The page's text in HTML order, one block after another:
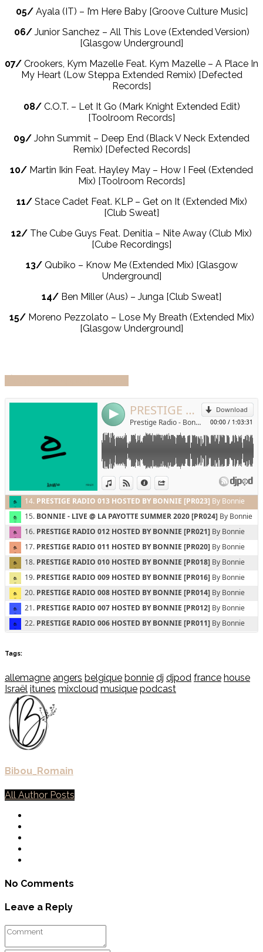
05/Ayala (IT) – I’m Here Baby [Groove Culture Music]
06/Junior Sanchez – All This Love (Extended Version)
[Glasgow Underground]
07/ Crookers, Kym Mazelle Feat. Kym Mazelle – A Place In
My Heart (Low Steppa Extended Remix) [Defected
Records]
08/C.O.T. – Let It Go (Mark Knight Extended Edit)
[Toolroom Records]
09/ John Summit – Deep End (Black V Neck Extended
Remix) [Defected Records]
10/ Martin Ikin Feat. Hayley May – How I Feel (Extended
Mix) [Toolroom Records]
11/Stace Cadet Feat. KLP – Get on It (Extended Mix)
[Club Sweat]
12/ The Cube Guys Feat. Denitia – Nite Away (Club Mix)
[Cube Recordings]
13/Qubiko – Know Me (Extended Mix) [Glasgow
Underground]
14/ Ben Miller (Aus) – Junga [Club Sweat]
15/Moreno Pezzolato – Lose My Breath (Extended Mix)
[Glasgow Underground]
Tags:
allemagne angers belgique bonnie dj djpod france house
Israël itunes mixcloud musique podcast
Bibou_Romain
All Author Posts
No Comments
Leave a Reply